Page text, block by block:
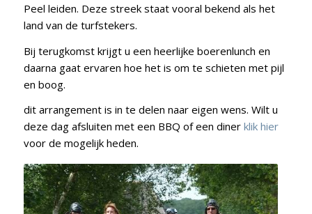
Peel leiden. Deze streek staat vooral bekend als het
land van de turfstekers.
Bij terugkomst krijgt u een heerlijke boerenlunch en
daarna gaat ervaren hoe het is om te schieten met pijl
en boog.
dit arrangement is in te delen naar eigen wens. Wilt u
deze dag afsluiten met een BBQ of een diner klik hier
voor de mogelijk heden.